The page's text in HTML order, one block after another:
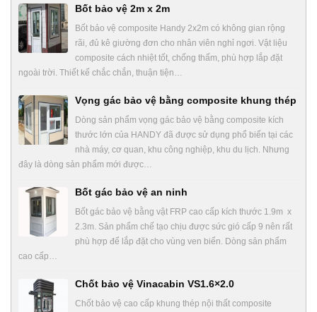
Bốt bảo vệ 2m x 2m
Bốt bảo vệ composite Handy 2x2m có không gian rộng
rãi, đủ kê giường đơn cho nhân viên nghỉ ngơi. Vật liệu
composite cách nhiệt tốt, chống thấm, phù hợp lắp đặt
ngoài trời. Thiết kế chắc chắn, thuận tiện…
Vọng gác bảo vệ bằng composite khung thép
Dòng sản phẩm vọng gác bảo vệ bằng composite kích
thước lớn của HANDY đã được sử dụng phổ biến tại các
nhà máy, cơ quan, khu công nghiệp, khu du lịch. Nhưng
đây là dòng sản phẩm mới được…
Bốt gác bảo vệ an ninh
Bốt gác bảo vệ bằng vật FRP cao cấp kích thước 1.9m x
2.3m. Sản phẩm chế tạo chịu được sức gió cấp 9 nên rất
phù hợp để lắp đặt cho vùng ven biển. Dòng sản phẩm
cao cấp…
Chốt bảo vệ Vinacabin VS1.6×2.0
Chốt bảo vệ cao cấp khung thép nội thất composite